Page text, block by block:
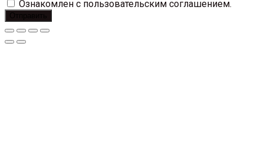
Ознакомлен с пользовательским соглашением.
Отправить